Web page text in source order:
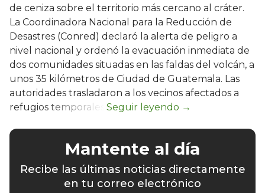
de ceniza sobre el territorio más cercano al cráter.
La Coordinadora Nacional para la Reducción de
Desastres (Conred) declaró la alerta de peligro a
nivel nacional y ordenó la evacuación inmediata de
dos comunidades situadas en las faldas del volcán, a
unos 35 kilómetros de Ciudad de Guatemala. Las
autoridades trasladaron a los vecinos afectados a
refugios temporales.
Mantente al día
Recibe las últimas noticias directamente
en tu correo electrónico